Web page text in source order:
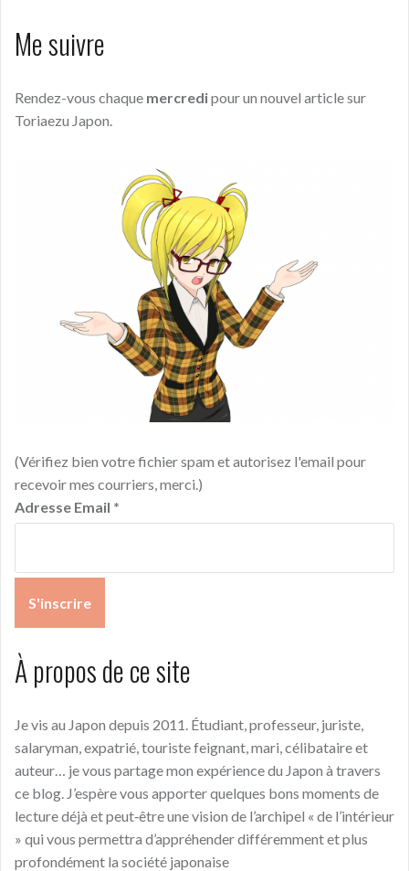
Me suivre
Rendez-vous chaque mercredipour un nouvel article sur
Toriaezu Japon.
(Vérifiez bien votre fichier spam et autorisez l'email pour
recevoir mes courriers, merci.)
Adresse Email *
À propos de ce site
Je vis au Japon depuis 2011. Étudiant, professeur, juriste,
salaryman, expatrié, touriste feignant, mari, célibataire et
auteur… je vous partage mon expérience du Japon à travers
ce blog. J’espère vous apporter quelques bons moments de
lecture déjà et peut‑être une vision de l’archipel « de l’intérieur
» qui vous permettra d’appréhender différemment et plus
profondément la société japonaise